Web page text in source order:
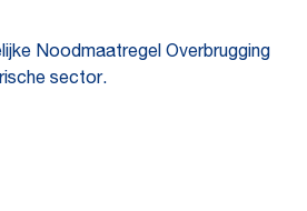
Noodmaatregel Overbrugging
sector.